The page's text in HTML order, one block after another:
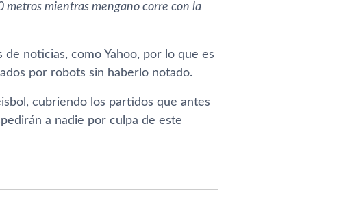
mientras mengano corre con la
noticias, como Yahoo, por lo que es
por robots sin haberlo notado.
cubriendo los partidos que antes
a nadie por culpa de este